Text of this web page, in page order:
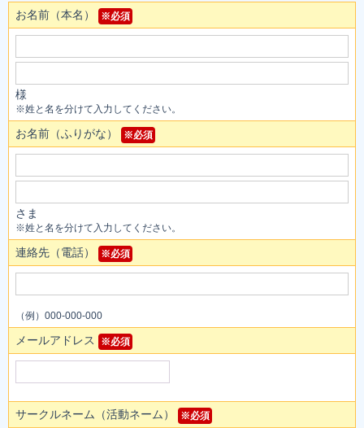
お名前（本名） ※必須
様
※姓と名を分けて入力してください。
お名前（ふりがな） ※必須
さま
※姓と名を分けて入力してください。
連絡先（電話） ※必須
（例）000-000-000
メールアドレス ※必須
サークルネーム（活動ネーム） ※必須